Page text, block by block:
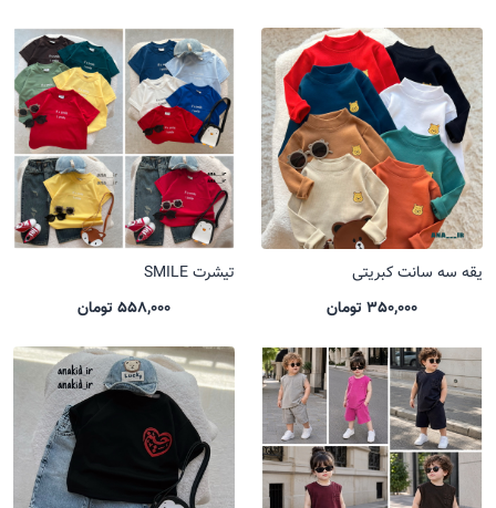
یقه سه سانت کبریتی
350,000 تومان
تیشرت SMILE
558,000 تومان